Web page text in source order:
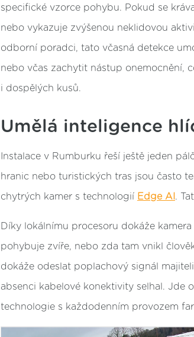
specifické vzorce pohybu. Pokud se
nebo vykazuje zvýšenou neklidovou
odborní poradci, tato včasná detekce
nebo včas zachytit nástup onemocnění,
i dospělých kusů.
Umělá inteligence
Instalace v Rumburku řeší ještě jeden
hranic nebo turistických tras jsou často
chytrých kamer s technologií Edge AI .
Díky lokálnímu procesoru dokáže
pohybuje zvíře, nebo zda tam vnikl
dokáže odeslat poplachový signál
absenci kabelové konektivity selhal. Jde
technologie s každodenním provozem